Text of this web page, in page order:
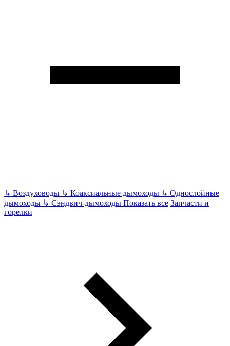
↳ Воздуховоды ↳ Коаксиальные дымоходы ↳ Однослойные
дымоходы ↳ Сэндвич-дымоходы Показать все Запчасти и
горелки